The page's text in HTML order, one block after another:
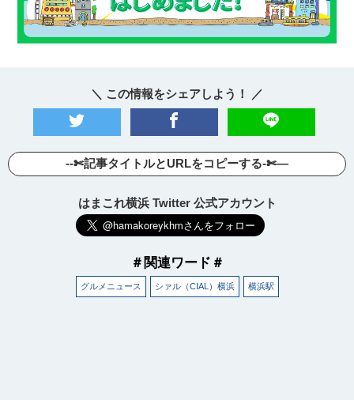
＼ この情報をシェアしよう！ ／
--✄記事タイトルとURLをコピーする-✄—
はまこれ横浜 Twitter 公式アカウント
＃関連ワード＃
グルメニュース シァル（CIAL）横浜 横浜駅